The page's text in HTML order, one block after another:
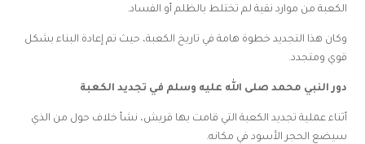
الكعبة من موارد نقية لم تختلط بالظلم أو الفساد.
وكان هذا التجديد خطوة هامة في تاريخ الكعبة، حيث تم إعادة البناء بشكل
قوي ومتجدد.
دور النبي محمد صلى الله عليه وسلم في تجديد الكعبة
أثناء عملية تجديد الكعبة التي قامت بها قريش، نشأ خلاف حول من الذي
سيضع الحجر الأسود في مكانه.